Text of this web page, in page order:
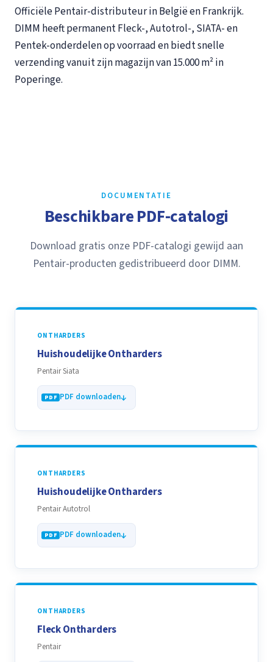
Officiële Pentair-distributeur in België en Frankrijk.
DIMM heeft permanent Fleck-, Autotrol-, SIATA- en
Pentek-onderdelen op voorraad en biedt snelle
verzending vanuit zijn magazijn van 15.000 m² in
Poperinge.
DOCUMENTATIE
Beschikbare PDF-catalogi
Download gratis onze PDF-catalogi gewijd aan
Pentair-producten gedistribueerd door DIMM.
ONTHARDERS
Huishoudelijke Ontharders
Pentair Siata
PDF downloaden
ONTHARDERS
Huishoudelijke Ontharders
Pentair Autotrol
PDF downloaden
ONTHARDERS
Fleck Ontharders
Pentair